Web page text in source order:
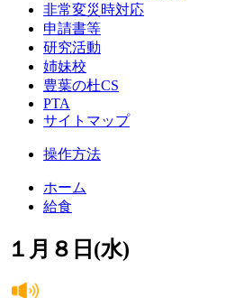
非常変災時対応
申請書等
研究活動
姉妹校
豊葉の杜CS
PTA
サイトマップ
操作方法
ホーム
給食
１月８日(水)